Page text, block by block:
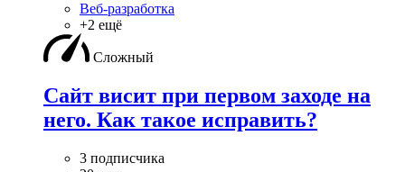
Веб-разработка
+2 ещё
Сложный
Сайт висит при первом заходе на
него. Как такое исправить?
3 подписчика